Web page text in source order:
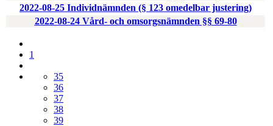
2022-08-25 Individnämnden (§ 123 omedelbar justering)
2022-08-24 Vård- och omsorgsnämnden §§ 69-80
1
35
36
37
38
39